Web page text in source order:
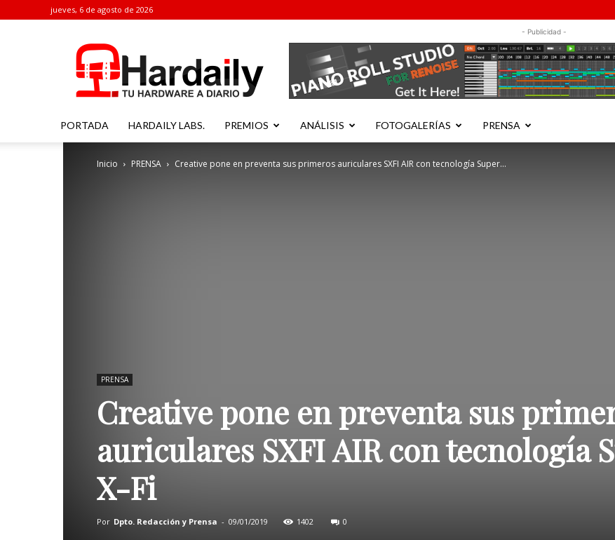
jueves, 6 de agosto de 2026
- Publicidad -
PORTADA HARDAILY LABS. PREMIOS ANÁLISIS FOTOGALERÍAS PRENSA
Inicio PRENSA Creative pone en preventa sus primeros auriculares SXFI AIR con tecnología Super...
PRENSA
Creative pone en preventa sus
auriculares SXFI AIR con tecnología
X-Fi
Por Dpto. Redacción y Prensa - 09/01/2019 1402 0